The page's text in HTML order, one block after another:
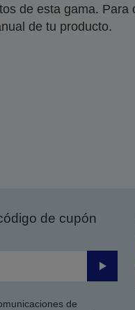
de esta gama.
de tu producto.
de cupón
Enviar
de